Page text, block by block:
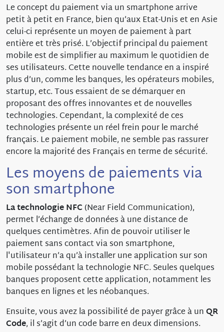
Le concept du paiement via un smartphone arrive
petit à petit en France, bien qu’aux Etat-Unis et en Asie
celui-ci représente un moyen de paiement à part
entière et très prisé. L’objectif principal du paiement
mobile est de simplifier au maximum le quotidien de
ses utilisateurs. Cette nouvelle tendance en a inspiré
plus d’un, comme les banques, les opérateurs mobiles,
startup, etc. Tous essaient de se démarquer en
proposant des offres innovantes et de nouvelles
technologies. Cependant, la complexité de ces
technologies présente un réel frein pour le marché
français. Le paiement mobile, ne semble pas rassurer
encore la majorité des Français en terme de sécurité.
Les moyens de paiements via
son smartphone
La technologie NFC(Near Field Communication),
permet l’échange de données à une distance de
quelques centimètres. Afin de pouvoir utiliser le
paiement sans contact via son smartphone,
l'utilisateur n’a qu’à installer une application sur son
mobile possédant la technologie NFC. Seules quelques
banques proposent cette application, notamment les
banques en lignes et les néobanques.
Ensuite, vous avez la possibilité de payer grâce à unQR
Code, il s’agit d’un code barre en deux dimensions.